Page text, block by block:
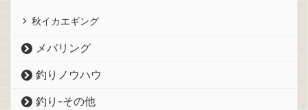
秋イカエギング
メバリング
釣りノウハウ
釣り-その他